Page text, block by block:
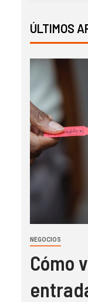
ÚLTIMOS
NEGOCIOS
Cómo